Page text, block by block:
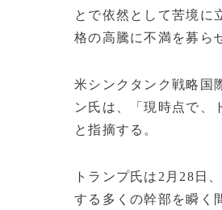
とで依然として苦境に
格の高騰に不満を募ら
米シンクタンク戦略国
ン氏は、「現時点で、
と指摘する。
トランプ氏は2月28日
する多くの幹部を瞬く